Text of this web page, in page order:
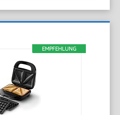
EMPFEHLUNG